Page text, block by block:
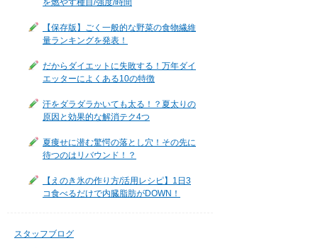
を燃やす種目/強度/時間
【保存版】ごく一般的な野菜の食物繊維
量ランキングを発表！
だからダイエットに失敗する！万年ダイ
エッターによくある10の特徴
汗をダラダラかいても太る！？夏太りの
原因と効果的な解消テク4つ
夏痩せに潜む驚愕の落とし穴！その先に
待つのはリバウンド！？
【えのき氷の作り方/活用レシピ】1日3
コ食べるだけで内臓脂肪がDOWN！
スタッフブログ